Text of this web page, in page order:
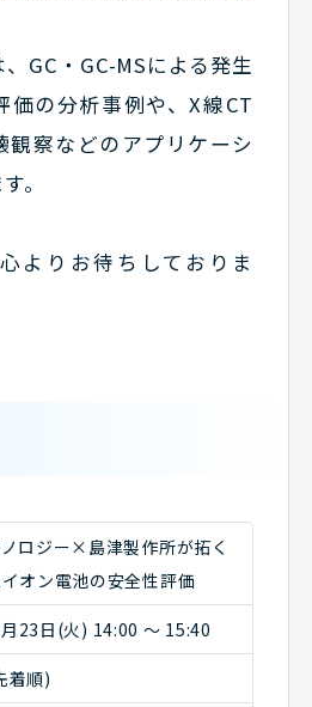
GC・GC-MSによる発生
価の分析事例や、X線CT
観察などのアプリケーシ
。
よりお待ちしておりま
ロジー×島津製作所が拓く
オン電池の安全性評価
23日(火) 14:00 ～ 15:40
着順)